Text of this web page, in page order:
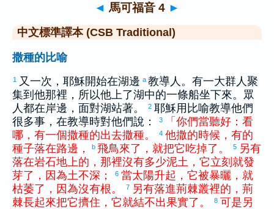
◄ 馬可福音 4 ►
中文標準譯本 (CSB Traditional)
撒種的比喻
1 又一次，耶穌開始在湖邊 a 教導人。有一大群人聚
集到他那裡，所以他上了湖中的一條船坐下來。眾
人都在岸邊，面對湖站著。
2 耶穌用比喻教導他們
很多事，在教導時對他們說：
3 「 你們當聽好 ： 看
哪 ， 有一個撒種的出去撒種。 4 他撒的時候 ， 有的
種子落在路邊 ， b 飛鳥來了 ， 就把它吃掉了。 5 另有
落在岩石地上的 ， 那裡沒有多少泥土 ， 它立刻 就發
芽了 ， 因為土不深 ； 6 當太陽升起 ， 它被暴曬 ， 就
枯萎了 ， 因為沒有根。 7 另有落進荊棘叢裡的 ， 荊
棘長起來把它擠住 ， 它就結不出果實了。 8 可是另